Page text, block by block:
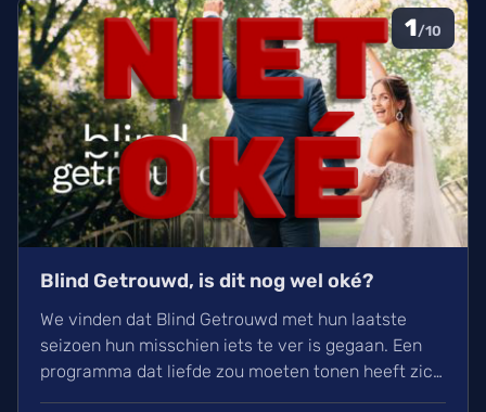
1/10
Blind Getrouwd, is dit nog wel oké?
We vinden dat Blind Getrouwd met hun laatste
seizoen hun misschien iets te ver is gegaan. Een
programma dat liefde zou moeten tonen heeft zich
meer gefocust om leed. Is dit de nieuwe soort van